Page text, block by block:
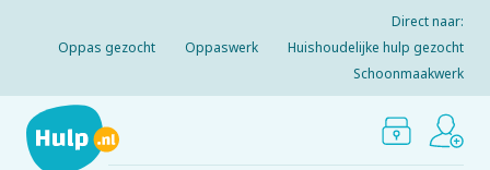
Direct naar:
Oppas gezocht
Oppaswerk
Huishoudelijke hulp gezocht
Schoonmaakwerk